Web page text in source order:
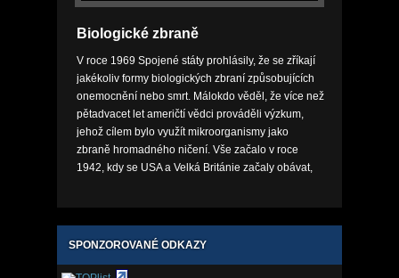
Biologické zbraně
V roce 1969 Spojené státy prohlásily, že se zříkají
jakékoliv formy biologických zbraní způsobujících
onemocnění nebo smrt. Málokdo věděl, že více než
pětadvacet let američtí vědci prováděli výzkum,
jehož cílem bylo využít mikroorganismy jako
zbraně hromadného ničení. Vše začalo v roce
1942, kdy se USA a Velká Británie začaly obávat,
SPONZOROVANÉ ODKAZY